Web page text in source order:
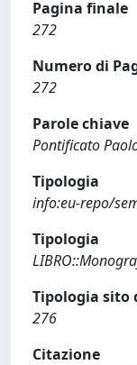
Pagina finale
272
Numero di
272
Parole chiave
Pontificato
Tipologia
info:eu-repo/
Tipologia
Tipologia sito
276
Citazione